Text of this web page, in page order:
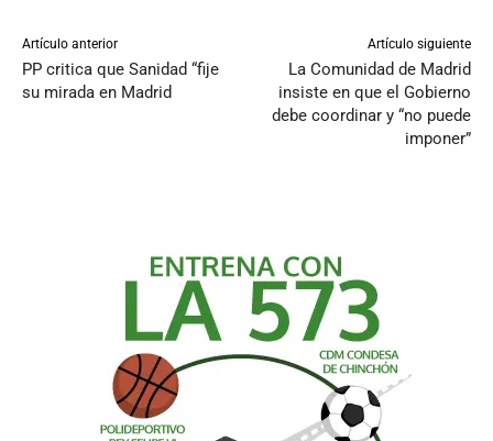
Artículo anterior
PP critica que Sanidad “fije
su mirada en Madrid
Artículo siguiente
La Comunidad de Madrid
insiste en que el Gobierno
debe coordinar y “no puede
imponer”